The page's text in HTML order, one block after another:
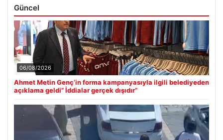
Güncel
06/08/2026
Ahmet Metin Genç’in forma kampanyasıyla ilgili belediyeden
açıklama geldi” İddialar gerçek dışıdır”